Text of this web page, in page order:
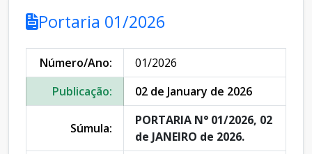
Portaria 01/2026
Número/Ano:
01/2026
Publicação:
02 de January de 2026
Súmula:
PORTARIA N° 01/2026, 02
de JANEIRO de 2026.